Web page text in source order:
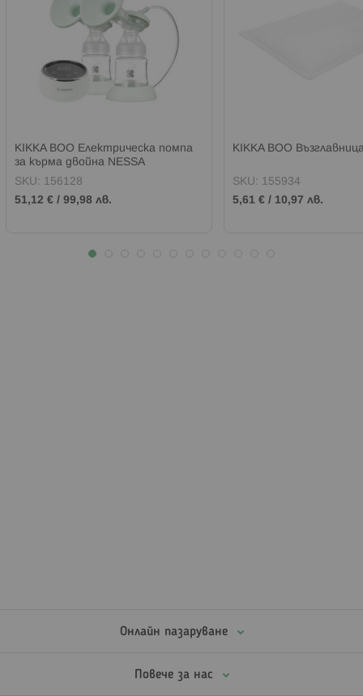
KIKKA BOO Електрическа помпа
за кърма двойна NESSA
SKU: 156128
51,12 € / 99,98 лв.
KIKKA BOO
SKU: 155934
5,61 € / 10,97 лв.
Онлайн пазаруване
Повече за нас